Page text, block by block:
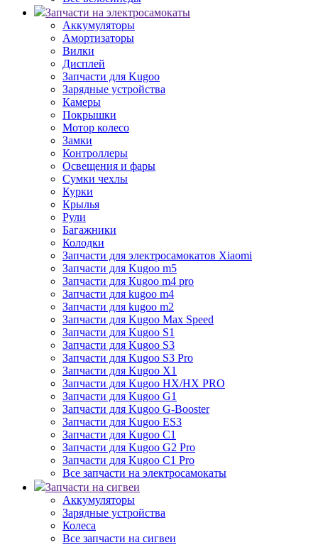
Запчасти на электросамокаты
Аккумуляторы
Амортизаторы
Вилки
Дисплей
Запчасти для Kugoo
Зарядные устройства
Камеры
Покрышки
Мотор колесо
Замки
Контроллеры
Освещения и фары
Сумки чехлы
Курки
Крылья
Рули
Багажники
Колодки
Запчасти для электросамокатов Xiaomi
Запчасти для Kugoo m5
Запчасти для Кugoo m4 pro
Запчасти для kugoo m4
Запчасти для kugoo m2
Запчасти для Kugoo Max Speed
Запчасти для Kugoo S1
Запчасти для Kugoo S3
Запчасти для Kugoo S3 Pro
Запчасти для Kugoo X1
Запчасти для Kugoo HX/HX PRO
Запчасти для Kugoo G1
Запчасти для Kugoo G-Booster
Запчасти для Kugoo ES3
Запчасти для Kugoo C1
Запчасти для Kugoo G2 Pro
Запчасти для Kugoo C1 Pro
Все запчасти на электросамокаты
Запчасти на сигвеи
Аккумуляторы
Зарядные устройства
Колеса
Все запчасти на сигвеи